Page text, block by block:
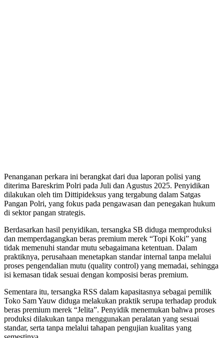
Penanganan perkara ini berangkat dari dua laporan polisi yang
diterima Bareskrim Polri pada Juli dan Agustus 2025. Penyidikan
dilakukan oleh tim Dittipideksus yang tergabung dalam Satgas
Pangan Polri, yang fokus pada pengawasan dan penegakan hukum
di sektor pangan strategis.
Berdasarkan hasil penyidikan, tersangka SB diduga memproduksi
dan memperdagangkan beras premium merek “Topi Koki” yang
tidak memenuhi standar mutu sebagaimana ketentuan. Dalam
praktiknya, perusahaan menetapkan standar internal tanpa melalui
proses pengendalian mutu (quality control) yang memadai, sehingga
isi kemasan tidak sesuai dengan komposisi beras premium.
Sementara itu, tersangka RSS dalam kapasitasnya sebagai pemilik
Toko Sam Yauw diduga melakukan praktik serupa terhadap produk
beras premium merek “Jelita”. Penyidik menemukan bahwa proses
produksi dilakukan tanpa menggunakan peralatan yang sesuai
standar, serta tanpa melalui tahapan pengujian kualitas yang